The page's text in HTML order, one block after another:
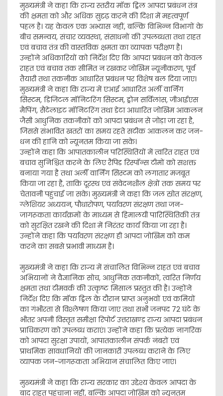
मुख्यमंत्री ने कहा कि राज्य स्तरीय मॉक ड्रिल आपदा प्रबंधन तंत्र
की क्षमता को और अधिक सुदृढ़ करने की दिशा में महत्वपूर्ण
पहल है। यह केवल एक अभ्यास नहीं, बल्कि विभिन्न विभागों के
बीच समन्वय, संचार व्यवस्था, संसाधनों की उपलब्धता तथा राहत
एवं बचाव तंत्र की वास्तविक क्षमता का व्यापक परीक्षण है।
उन्होंने अधिकारियों को निर्देश दिए कि आपदा प्रबंधन को केवल
राहत एवं बचाव तक सीमित न रखकर जोखिम न्यूनीकरण, पूर्व
तैयारी तथा तकनीक आधारित प्रबंधन पर विशेष बल दिया जाए।
मुख्यमंत्री ने कहा कि राज्य में एआई आधारित अर्ली वार्निंग
सिस्टम, डिजिटल मॉनिटरिंग सिस्टम, ड्रोन सर्विलांस, जीआईएस
मैपिंग, सैटेलाइट मॉनिटरिंग तथा डेटा आधारित जोखिम आकलन
जैसी आधुनिक तकनीकों को आपदा प्रबंधन से जोड़ा जा रहा है,
जिससे संभावित खतरों का समय रहते सटीक आकलन कर जन-
धन की हानि को न्यूनतम किया जा सके।
उन्होंने कहा कि आपातकालीन परिस्थितियों में त्वरित राहत एवं
बचाव सुनिश्चित करने के लिए रैपिड रिस्पॉन्स टीमों को सशक्त
बनाया गया है तथा अर्ली वार्निंग सिस्टम को लगातार मजबूत
किया जा रहा है, ताकि दूरस्थ एवं संवेदनशील क्षेत्रों तक समय पर
चेतावनी पहुंचाई जा सके। मुख्यमंत्री ने कहा कि जल स्रोत संरक्षण,
ग्लेशियर अध्ययन, पौधारोपण, पर्यावरण संरक्षण तथा जन-
जागरूकता कार्यक्रमों के माध्यम से हिमालयी पारिस्थितिकी तंत्र
को सुरक्षित रखने की दिशा में निरंतर कार्य किया जा रहा है।
उन्होंने कहा कि पर्यावरण संरक्षण ही आपदा जोखिम को कम
करने का सबसे प्रभावी माध्यम है।
मुख्यमंत्री ने कहा कि राज्य में संचालित विभिन्न राहत एवं बचाव
अभियानों ने वैज्ञानिक सोच, आधुनिक तकनीकों, त्वरित निर्णय
क्षमता तथा टीमवर्क की उत्कृष्ट मिसाल प्रस्तुत की है। उन्होंने
निर्देश दिए कि मॉक ड्रिल के दौरान प्राप्त अनुभवों एवं कमियों
का गंभीरता से विश्लेषण किया जाए तथा सभी जनपद 72 घंटे के
भीतर अपनी विस्तृत समीक्षा रिपोर्ट उत्तराखण्ड राज्य आपदा प्रबंधन
प्राधिकरण को उपलब्ध कराएं। उन्होंने कहा कि प्रत्येक नागरिक
को आपदा सुरक्षा उपायों, आपातकालीन संपर्क नंबरों एवं
प्राथमिक सावधानियों की जानकारी उपलब्ध कराने के लिए
व्यापक जन-जागरूकता अभियान संचालित किए जाएं।
मुख्यमंत्री ने कहा कि राज्य सरकार का उद्देश्य केवल आपदा के
बाद राहत पहुंचाना नहीं, बल्कि आपदा जोखिम को न्यूनतम